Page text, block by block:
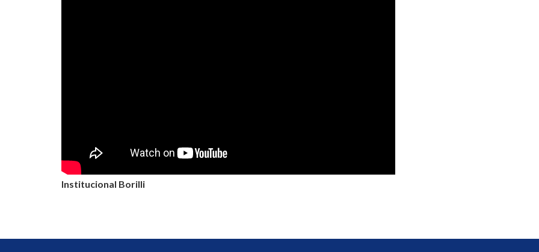
Institucional Borilli